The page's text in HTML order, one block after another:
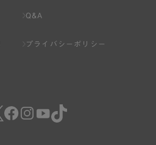
Q&A
プライバシーポリシー